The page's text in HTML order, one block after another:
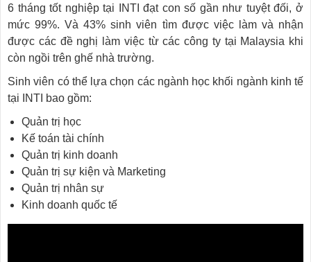
6 tháng tốt nghiệp tại INTI đạt con số gần như tuyệt đối, ở
mức 99%. Và 43% sinh viên tìm được việc làm và nhận
được các đề nghị làm việc từ các công ty tại Malaysia khi
còn ngồi trên ghế nhà trường.
Sinh viên có thể lựa chọn các ngành học khối ngành kinh tế
tại INTI bao gồm:
Quản trị học
Kế toán tài chính
Quản trị kinh doanh
Quản trị sự kiện và Marketing
Quản trị nhân sự
Kinh doanh quốc tế